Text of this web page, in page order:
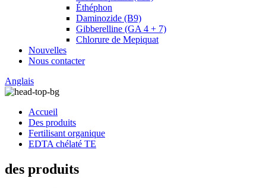
Éthéphon
Daminozide (B9)
Gibberelline (GA 4 + 7)
Chlorure de Mepiquat
Nouvelles
Nous contacter
Anglais
Accueil
Des produits
Fertilisant organique
EDTA chélaté TE
des produits